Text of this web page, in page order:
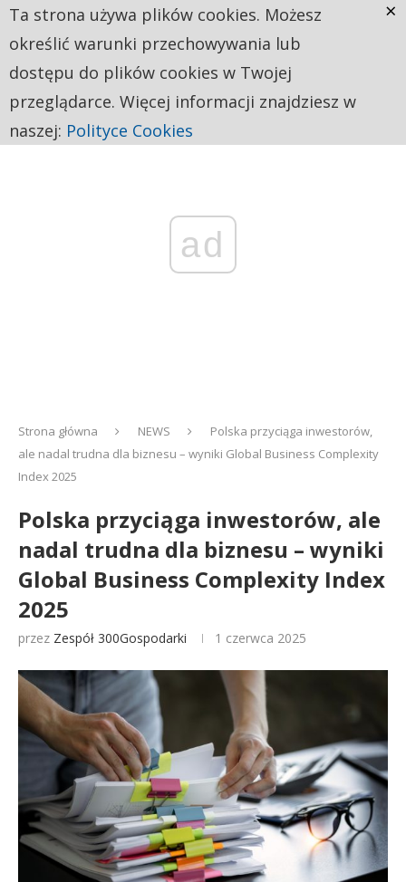
ad
Strona główna NEWS
Polska przyciąga inwestorów,
ale nadal trudna dla biznesu – wyniki Global Business Complexity
Index 2025
Polska przyciąga inwestorów, ale
nadal trudna dla biznesu – wyniki
Global Business Complexity Index
2025
przez Zespół 300Gospodarki 1 czerwca 2025
Ta strona używa plików cookies. Możesz
określić warunki przechowywania lub
dostępu do plików cookies w Twojej
przeglądarce. Więcej informacji znajdziesz w
naszej: Polityce Cookies
×